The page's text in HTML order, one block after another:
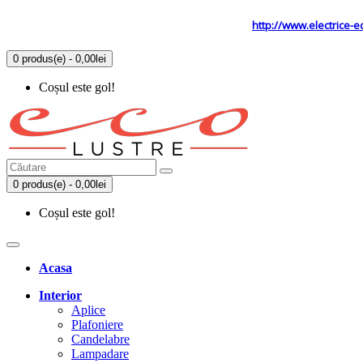
http://www.electrice-
0 produs(e) - 0,00lei
Coșul este gol!
0 produs(e) - 0,00lei
Coșul este gol!
Acasa
Interior
Aplice
Plafoniere
Candelabre
Lampadare